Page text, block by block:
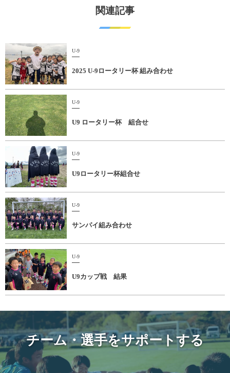
関連記事
U-9
2025 U-9ロータリー杯 組み合わせ
U-9
U9 ロータリー杯 組合せ
U-9
U9ロータリー杯組合せ
U-9
サンパイ組み合わせ
U-9
U9カップ戦 結果
チーム・選手をサポートする